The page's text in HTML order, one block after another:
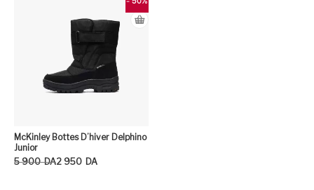
- 50%
McKinley Bottes D’hiver Delphino
Junior
5 900 DA
Le prix initial était : 5 900DA.
2 950 DA
Le prix actuel est : 2 950DA.